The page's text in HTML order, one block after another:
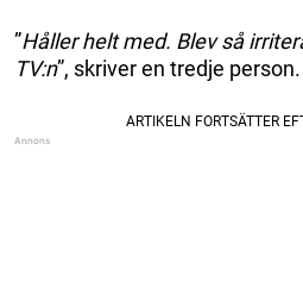
”Håller helt med. Blev så
TV:n”, skriver en tredje person.